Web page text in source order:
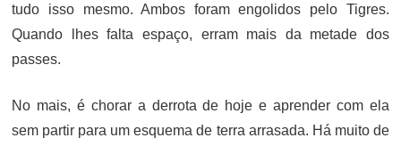
tudo isso mesmo. Ambos foram engolidos pelo Tigres.
Quando lhes falta espaço, erram mais da metade dos
passes.
No mais, é chorar a derrota de hoje e aprender com ela
sem partir para um esquema de terra arrasada. Há muito de